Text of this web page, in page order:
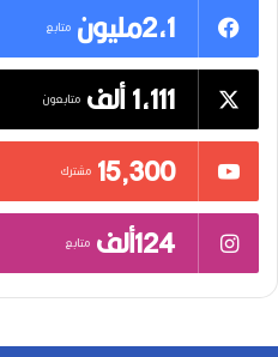
2,1مليون
متابع
1,111 ألف متابعون
15٬300 مشترك
124ألف متابع